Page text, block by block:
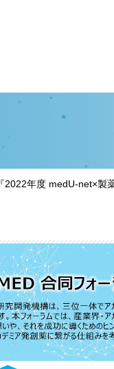
『2022年度 medU-net×製